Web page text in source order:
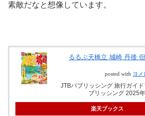
素敵だなと想像しています。
るるぶ天橋立 城崎 丹後
posted with ヨメ
JTBパブリッシング 旅行ガイ
ブリッシング 2025
楽天ブックス